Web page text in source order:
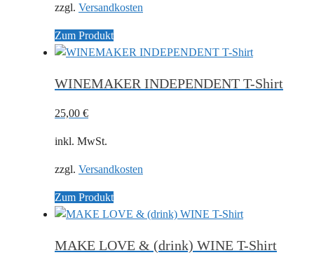
zzgl. Versandkosten
Zum Produkt
WINEMAKER INDEPENDENT T-Shirt
25,00 €
inkl. MwSt.
zzgl. Versandkosten
Zum Produkt
MAKE LOVE & (drink) WINE T-Shirt